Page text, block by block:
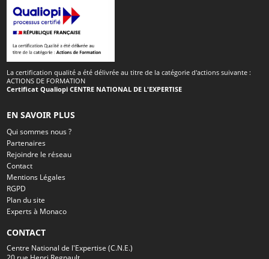
La certification qualité a été délivrée au titre de la catégorie d'actions suivante :
ACTIONS DE FORMATION
Certificat Qualiopi CENTRE NATIONAL DE L'EXPERTISE
EN SAVOIR PLUS
Qui sommes nous ?
Partenaires
Rejoindre le réseau
Contact
Mentions Légales
RGPD
Plan du site
Experts à Monaco
CONTACT
Centre National de l'Expertise (C.N.E.)